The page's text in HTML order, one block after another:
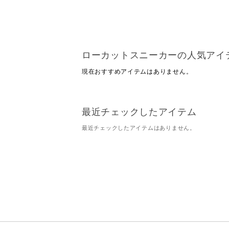
ローカットスニーカーの人気アイ
現在おすすめアイテムはありません。
最近チェックしたアイテム
最近チェックしたアイテムはありません。